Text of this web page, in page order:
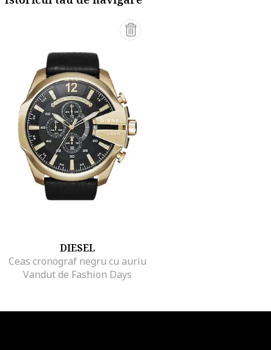
DIESEL
Ceas cronograf negru cu auriu
Vandut de Fashion Days